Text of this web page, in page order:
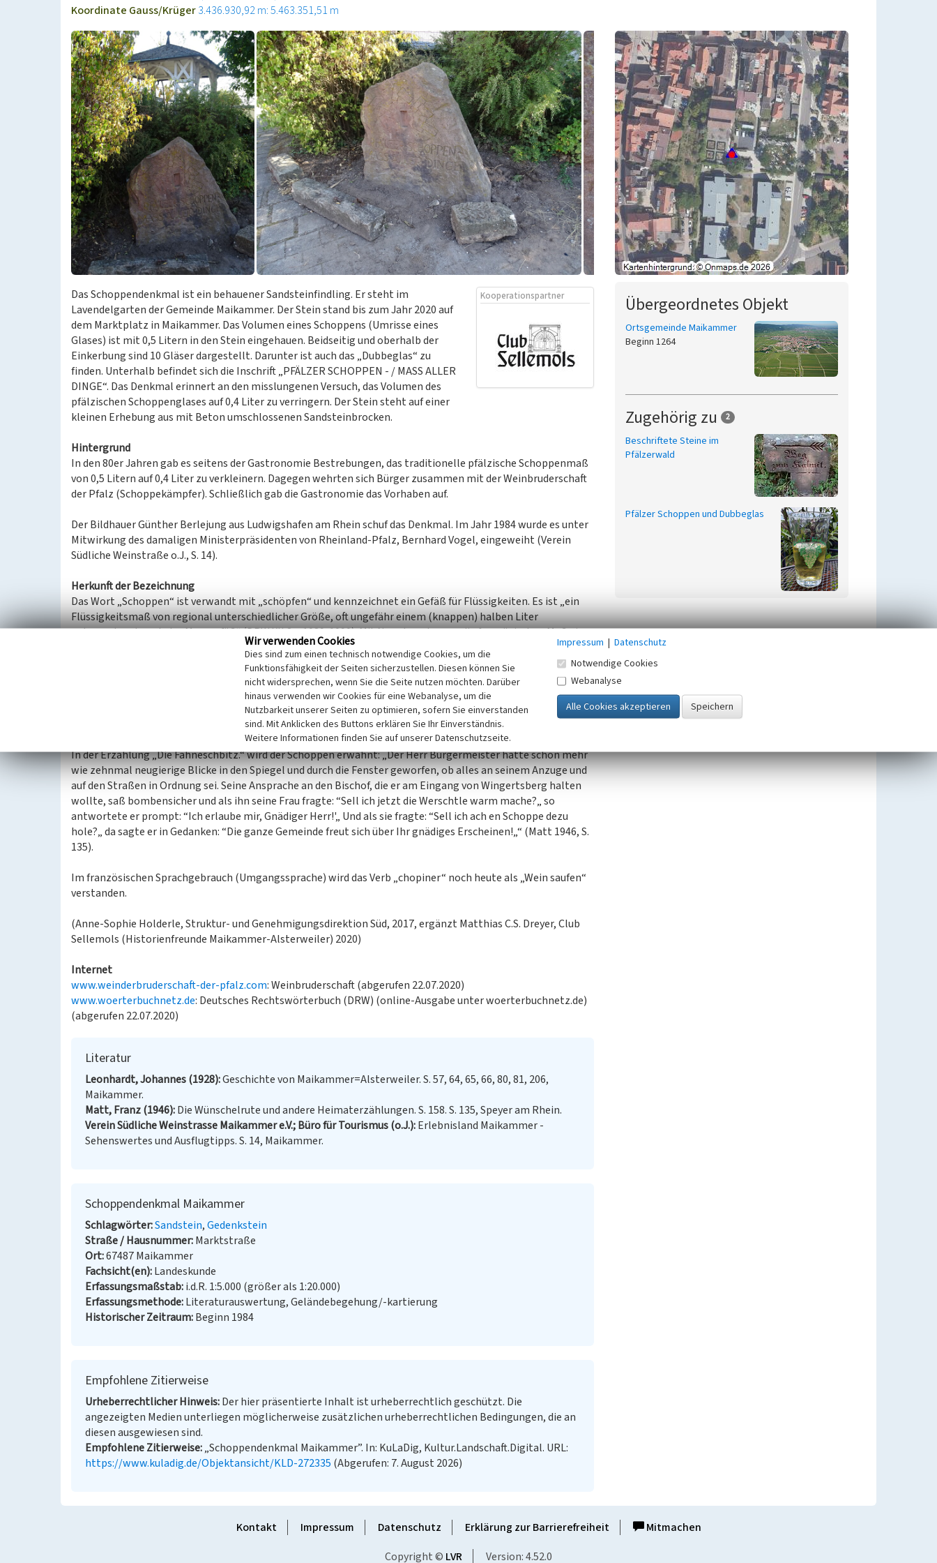
Koordinate Gauss/Krüger3.436.930,92 m: 5.463.351,51 m
Kooperationspartner
Das Schoppendenkmal ist ein behauener Sandsteinfindling. Er steht im
Lavendelgarten der Gemeinde Maikammer. Der Stein stand bis zum Jahr 2020 auf
dem Marktplatz in Maikammer. Das Volumen eines Schoppens (Umrisse eines
Glases) ist mit 0,5 Litern in den Stein eingehauen. Beidseitig und oberhalb der
Einkerbung sind 10 Gläser dargestellt. Darunter ist auch das „Dubbeglas“ zu
finden. Unterhalb befindet sich die Inschrift „PFÄLZER SCHOPPEN - / MASS ALLER
DINGE“. Das Denkmal erinnert an den misslungenen Versuch, das Volumen des
pfälzischen Schoppenglases auf 0,4 Liter zu verringern. Der Stein steht auf einer
kleinen Erhebung aus mit Beton umschlossenen Sandsteinbrocken.
Hintergrund
In den 80er Jahren gab es seitens der Gastronomie Bestrebungen, das traditionelle pfälzische Schoppenmaß
von 0,5 Litern auf 0,4 Liter zu verkleinern. Dagegen wehrten sich Bürger zusammen mit der Weinbruderschaft
der Pfalz (Schoppekämpfer). Schließlich gab die Gastronomie das Vorhaben auf.
Der Bildhauer Günther Berlejung aus Ludwigshafen am Rhein schuf das Denkmal. Im Jahr 1984 wurde es unter
Mitwirkung des damaligen Ministerpräsidenten von Rheinland-Pfalz, Bernhard Vogel, eingeweiht (Verein
Südliche Weinstraße o.J., S. 14).
Herkunft der Bezeichnung
Das Wort „Schoppen“ ist verwandt mit „schöpfen“ und kennzeichnet ein Gefäß für Flüssigkeiten. Es ist „ein
Flüssigkeitsmaß von regional unterschiedlicher Größe, oft ungefähr einem (knappen) halben Liter
entsprechend; auch das Messgefäß“ (DRW XII Sp. 1089-1090). Mit Napoleon kamen die französischen Maße in
die Pfalz. Der französische Schoppen (la chopine) entsprach 0,476 Litern. Nach der Franzosenzeit, bis zum
Jahre 1856, wurde in Maikammer-Alsterweiler noch mit den „alten“ Maßen gerechnet. Der Schoppen
entsprach damals einem Volumen von 0,5625 Litern (Leonhardt 1928, S. 206). Die Bezugsgröße war das
„Fuder“, das damals auf 1080 Liter veranschlagt worden war (Leonhardt 1928, S. 206). Im Jahr 1872 wurde das
metrische Maß eingeführt und der Schoppen galt als offizielle Bezeichnung für 0,5 Liter Inhalt eines Gefäßes.
In der Erzählung „Die Fahneschbitz.“ wird der Schoppen erwähnt: „Der Herr Bürgermeister hatte schon mehr
wie zehnmal neugierige Blicke in den Spiegel und durch die Fenster geworfen, ob alles an seinem Anzuge und
auf den Straßen in Ordnung sei. Seine Ansprache an den Bischof, die er am Eingang von Wingertsberg halten
wollte, saß bombensicher und als ihn seine Frau fragte: “SeIl ich jetzt die Werschtle warm mache?„ so
antwortete er prompt: “Ich erlaube mir, Gnädiger Herr!'„ Und als sie fragte: “Sell ich ach en Schoppe dezu
hole?„ da sagte er in Ge­danken: “Die ganze Gemeinde freut sich über Ihr gnädiges Er­scheinen!„“ (Matt 1946, S.
135).
Im französischen Sprachgebrauch (Umgangssprache) wird das Verb „chopiner“ noch heute als „Wein saufen“
verstanden.
(Anne-Sophie Holderle, Struktur- und Genehmigungsdirektion Süd, 2017, ergänzt Matthias C.S. Dreyer, Club
Sellemols (Historienfreunde Maikammer-Alsterweiler) 2020)
Internet
www.weinderbruderschaft-der-pfalz.com: Weinbruderschaft (abgerufen 22.07.2020)
www.woerterbuchnetz.de: Deutsches Rechtswörterbuch (DRW) (online-Ausgabe unter woerterbuchnetz.de)
(abgerufen 22.07.2020)
Literatur
Leonhardt, Johannes (1928) Geschichte von Maikammer=Alsterweiler. S. 57, 64, 65, 66, 80, 81, 206,
Maikammer.
Matt, Franz (1946) Die Wünschelrute und andere Heimaterzählungen. S. 158. S. 135, Speyer am Rhein.
Verein Südliche Weinstrasse Maikammer e.V.; Büro für Tourismus (o.J.) Erlebnisland Maikammer -
Sehenswertes und Ausflugtipps. S. 14, Maikammer.
Schoppendenkmal Maikammer
Schlagwörter Sandstein Gedenkstein
Straße / Hausnummer Marktstraße
Ort 67487 Maikammer
Fachsicht(en) Landeskunde
Erfassungsmaßstab i.d.R. 1:5.000 (größer als 1:20.000)
Erfassungsmethode Literaturauswertung, Geländebegehung/-kartierung
Historischer Zeitraum Beginn 1984
Empfohlene Zitierweise
Urheberrechtlicher Hinweis Der hier präsentierte Inhalt ist urheberrechtlich geschützt. Die
angezeigten Medien unterliegen möglicherweise zusätzlichen urheberrechtlichen Bedingungen, die an
diesen ausgewiesen sind.
Empfohlene Zitierweise „Schoppendenkmal Maikammer”. In: KuLaDig, Kultur.Landschaft.Digital. URL:
https://www.kuladig.de/Objektansicht/KLD-272335 (Abgerufen: 7. August 2026)
Übergeordnetes Objekt
Ortsgemeinde Maikammer
Beginn 1264
Zugehörig zu 2
Beschriftete Steine im
Pfälzerwald
Pfälzer Schoppen und Dubbeglas
Kontakt Impressum Datenschutz Erklärung zur Barrierefreiheit
Mitmachen
Copyright © LVR Version: 4.52.0
Wir verwenden Cookies
Dies sind zum einen technisch notwendige Cookies, um die
Funktionsfähigkeit der Seiten sicherzustellen. Diesen können Sie
nicht widersprechen, wenn Sie die Seite nutzen möchten. Darüber
hinaus verwenden wir Cookies für eine Webanalyse, um die
Nutzbarkeit unserer Seiten zu optimieren, sofern Sie einverstanden
sind. Mit Anklicken des Buttons erklären Sie Ihr Einverständnis.
Weitere Informationen finden Sie auf unserer Datenschutzseite.
Impressum | Datenschutz
Notwendige Cookies
Webanalyse